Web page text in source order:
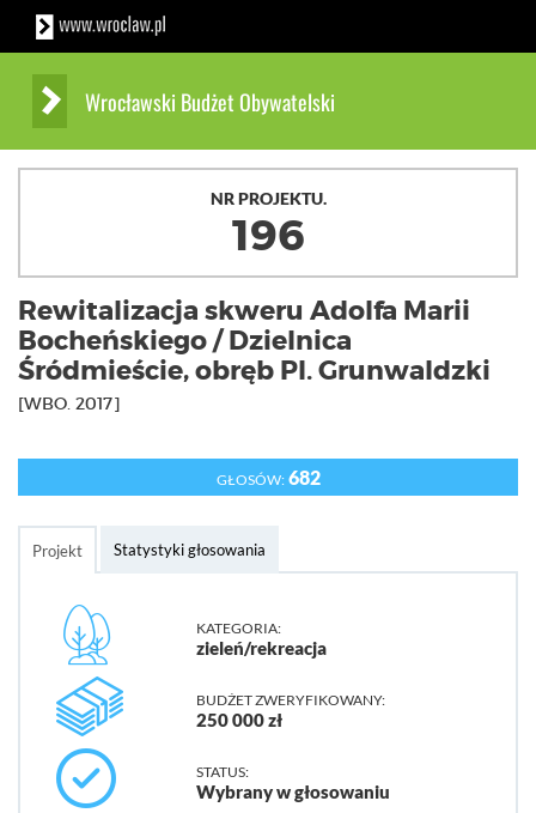
Wrocławski Budżet Obywatelski
NR PROJEKTU.
196
Rewitalizacja skweru Adolfa Marii
Bocheńskiego / Dzielnica
Śródmieście, obręb Pl. Grunwaldzki
[WBO. 2017]
GŁOSÓW:682
Projekt Statystyki głosowania
KATEGORIA:
zieleń/rekreacja
BUDŻET ZWERYFIKOWANY:
250 000 zł
STATUS:
Wybrany w głosowaniu